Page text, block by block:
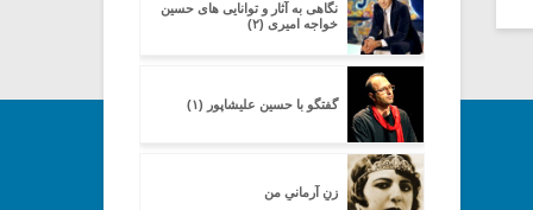
نگاهی به آثار و توانایی های حسین
خواجه امیری (۲)
گفتگو با حسین علیشاپور (۱)
زنِ آرمانیِ من